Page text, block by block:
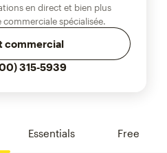
en direct et bien plus
spécialisée.
commercial
315-5939
Essentials Free